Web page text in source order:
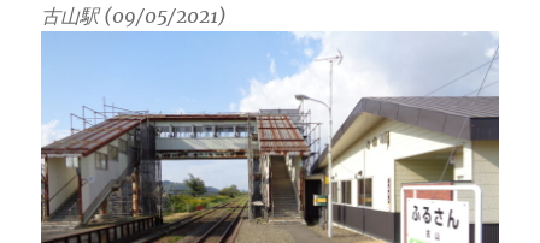
古山駅 (09/05/2021)